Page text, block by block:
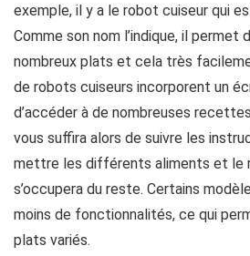
exemple, il y a le robot cuiseur qui
Comme son nom l’indique, il permet
nombreux plats et cela très
de robots cuiseurs incorporent un
d’accéder à de nombreuses
vous suffira alors de suivre les
mettre les différents aliments et le
s’occupera du reste. Certains
moins de fonctionnalités, ce qui
plats variés.